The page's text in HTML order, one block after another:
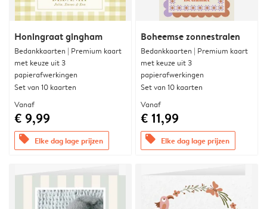
Honingraat gingham
Bedankkaarten | Premium kaart
met keuze uit 3
papierafwerkingen
Set van 10 kaarten
Vanaf
€ 9,99
offers Elke dag lage prijzen
Boheemse zonnestralen
Bedankkaarten | Premium kaart
met keuze uit 3
papierafwerkingen
Set van 10 kaarten
Vanaf
€ 11,99
offers Elke dag lage prijzen